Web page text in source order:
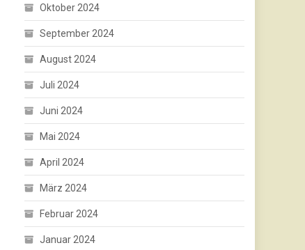
Oktober 2024
September 2024
August 2024
Juli 2024
Juni 2024
Mai 2024
April 2024
März 2024
Februar 2024
Januar 2024